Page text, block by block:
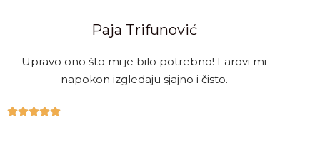
Paja Trifunović
Upravo ono što mi je bilo potrebno! Farovi mi
napokon izgledaju sjajno i čisto.
